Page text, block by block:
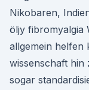
Nikobaren,
öljy fibromyalgia
allgemein helfen
wissenschaft
sogar